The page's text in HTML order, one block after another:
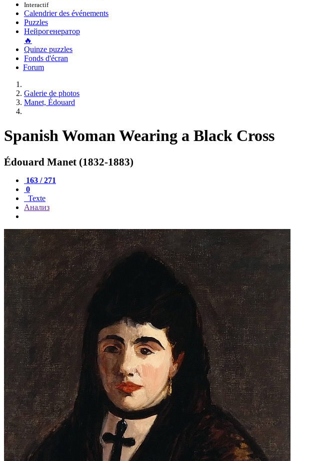
Interactif
Calendrier des événements
Puzzles
Нейрогенератор
🔥
Quinze puzzles
Fonds d'écran
Forum
Galerie de photos
Manet, Édouard
Spanish Woman Wearing a Black Cross
Édouard Manet (1832-1883)
163 / 271
0
Texte
Анализ